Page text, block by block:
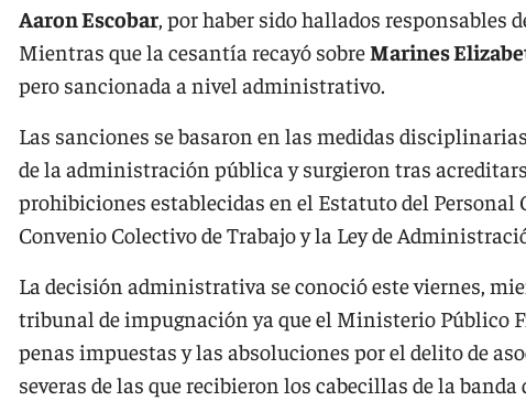
Aaron Escobar, por haber sido hallados
Mientras que la cesantía recayó sobre Marines
pero sancionada a nivel administrativo.
Las sanciones se basaron en las medidas
de la administración pública y surgieron tras
prohibiciones establecidas en el Estatuto del
Convenio Colectivo de Trabajo y la Ley de
La decisión administrativa se conoció este viernes,
tribunal de impugnación ya que el Ministerio Público
penas impuestas y las absoluciones por el delito de
severas de las que recibieron los cabecillas de la